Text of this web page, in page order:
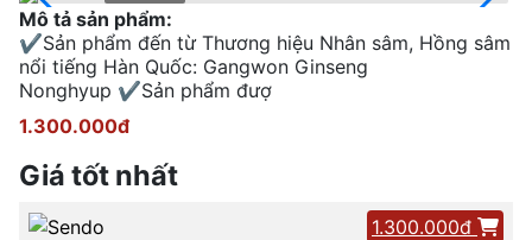
Mô tả sản phẩm:
✔️Sản phẩm đến từ Thương hiệu Nhân sâm, Hồng sâm
nổi tiếng Hàn Quốc: Gangwon Ginseng
Nonghyup ✔️Sản phẩm đượ
1.300.000đ
Giá tốt nhất
1.300.000đ